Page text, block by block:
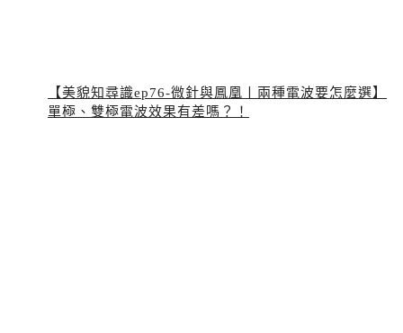
【美貌知尋識ep76-微針與鳳凰〡兩種電波要怎麼選】
單極、雙極電波效果有差嗎？！